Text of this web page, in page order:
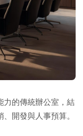
力的傳統辦公室，結
開發與人事預算。